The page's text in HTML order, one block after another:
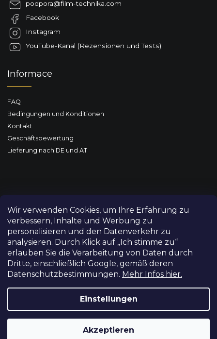
Wir verwenden Cookies, um Ihre Erfahrung zu
verbessern, Inhalte und Werbung zu
personalisieren und den Datenverkehr zu
analysieren. Durch Klick auf „Ich stimme zu“
erlauben Sie die Verarbeitung von Daten durch
Dritte, einschließlich Google, gemäß deren
Datenschutzbestimmungen. Mehr Infos hier.
Einstellungen
Akzeptieren
podpora@film-technika.com
Facebook
Instagram
YouTube-Kanal (Rezensionen und Tests)
Informace
FAQ
Bedingungen und Konditionen
Kontakt
Geschäftsbewertung
Lieferung nach DE und AT
Erstellt von Shoptet
Copyright 2026FILM-TECHNIKA. Alle Rechte vorbehalten.
Cookie-Einstellungen ändern